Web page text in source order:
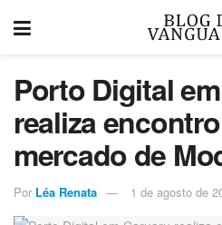
Porto Digital
realiza
mercado de
Por Léa Renata 1 de agosto de